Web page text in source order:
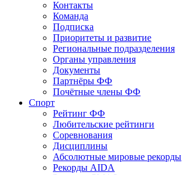
Контакты
Команда
Подписка
Приоритеты и развитие
Региональные подразделения
Органы управления
Документы
Партнёры ФФ
Почётные члены ФФ
Спорт
Рейтинг ФФ
Любительские рейтинги
Соревнования
Дисциплины
Абсолютные мировые рекорды
Рекорды AIDA